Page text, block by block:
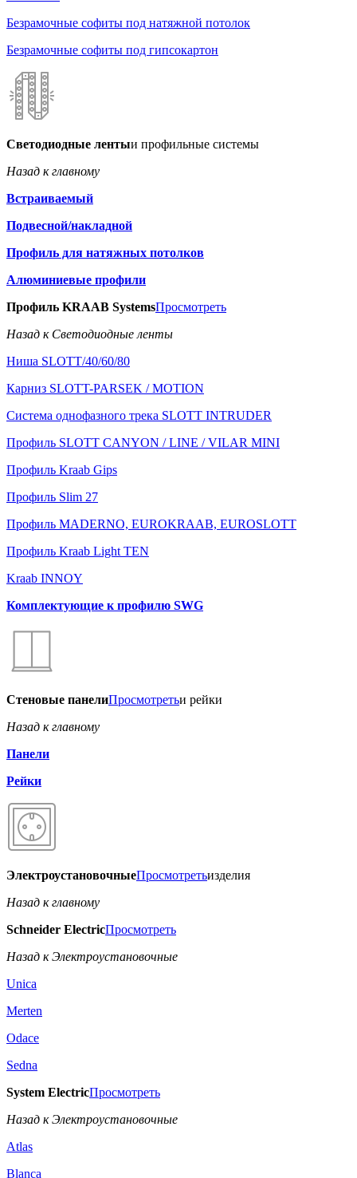
Безрамочные софиты под натяжной потолок
Безрамочные софиты под гипсокартон
Светодиодные лентыи профильные системы
Назад к главному
Встраиваемый
Подвесной/накладной
Профиль для натяжных потолков
Алюминиевые профили
Профиль KRAAB SystemsПросмотреть
Назад к Светодиодные ленты
Ниша SLOTT/40/60/80
Карниз SLOTT-PARSEK / MOTION
Система однофазного трека SLOTT INTRUDER
Профиль SLOTT CANYON / LINE / VILAR MINI
Профиль Kraab Gips
Профиль Slim 27
Профиль MADERNO, EUROKRAAB, EUROSLOTT
Профиль Kraab Light TEN
Kraab INNOY
Комплектующие к профилю SWG
Стеновые панелиПросмотретьи рейки
Назад к главному
Панели
Рейки
ЭлектроустановочныеПросмотретьизделия
Назад к главному
Schneider ElectricПросмотреть
Назад к Электроустановочные
Unica
Merten
Odace
Sedna
System ElectricПросмотреть
Назад к Электроустановочные
Atlas
Blanca